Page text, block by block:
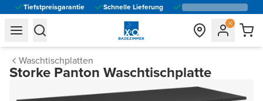
Tiefstpreisgarantie Schnelle Lieferung
general.navigation.toggle_menu.label
general.navigation.toggle_menu.label
Waschtischplatten
Storke Panton Waschtischplatte